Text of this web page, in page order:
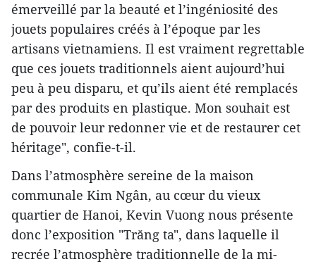
émerveillé par la beauté et l’ingéniosité des
jouets populaires créés à l’époque par les
artisans vietnamiens. Il est vraiment regrettable
que ces jouets traditionnels aient aujourd’hui
peu à peu disparu, et qu’ils aient été remplacés
par des produits en plastique. Mon souhait est
de pouvoir leur redonner vie et de restaurer cet
héritage", confie-t-il.
Dans l’atmosphère sereine de la maison
communale Kim Ngân, au cœur du vieux
quartier de Hanoi, Kevin Vuong nous présente
donc l’exposition "Trăng ta", dans laquelle il
recrée l’atmosphère traditionnelle de la mi-